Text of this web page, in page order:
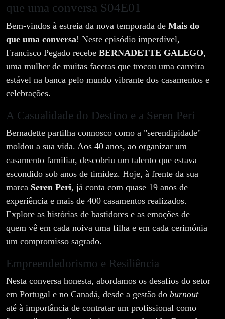
que uma conversa S04E01
Bem-vindos à estreia da nova temporada de Mais do
que uma conversa! Neste episódio imperdível,
Francisco Pegado recebe BERNADETTE GALEGO,
uma mulher de muitas facetas que trocou uma carreira
estável na banca pelo mundo vibrante dos casamentos e
celebrações.
A Casualidade do Destino e a Seren Peri
Bernadette partilha connosco como a "serendipidade"
moldou a sua vida. Aos 40 anos, ao organizar um
casamento familiar, descobriu um talento que estava
escondido sob anos de timidez. Hoje, à frente da sua
marca Seren Peri, já conta com quase 19 anos de
experiência e mais de 400 casamentos realizados.
Explore as histórias de bastidores e as emoções de
quem vê em cada noiva uma filha e em cada cerimónia
um compromisso sagrado.
Empreendedorismo e Resiliência
Nesta conversa honesta, abordamos os desafios do setor
em Portugal e no Canadá, desde a gestão do burnout
até à importância de contratar um profissional como